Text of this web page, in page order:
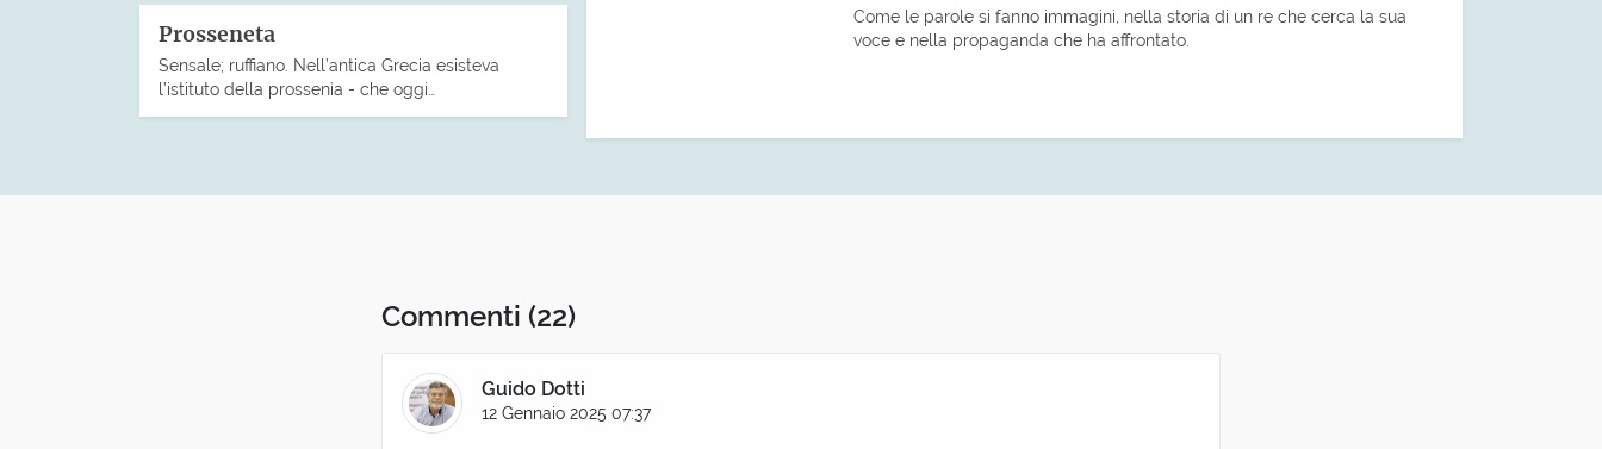
Prosseneta
Sensale; ruffiano. Nell’antica Grecia esisteva
l’istituto della prossenìa - che oggi…
Come le parole si fanno immagini, nella storia di un re che cerca la sua
voce e nella propaganda che ha affrontato.
Commenti (22)
Guido Dotti
12 Gennaio 2025 07:37